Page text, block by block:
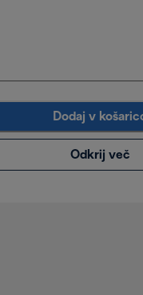
Dodaj v
Odkrij več